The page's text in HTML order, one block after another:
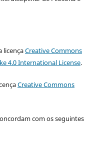
licençaCreative Commons
4.0 International License.
Creative Commons
com os seguintes